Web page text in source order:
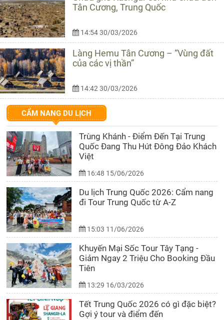
Tân Cương, Trung Quốc
14:54 30/03/2026
Làng Hemu Tân Cương – “Vùng đất
của các vị thần”
14:42 30/03/2026
CẨM NANG DU LỊCH
Trùng Khánh - Điểm Đến Tại Trung
Quốc Đang Thu Hút Đông Đảo Khách
Việt
16:48 15/06/2026
Du lịch Trung Quốc 2026: Cẩm nang
đi Tour Trung Quốc từ A-Z
15:03 11/06/2026
Khuyến Mại Sốc Tour Tây Tạng -
Giảm Ngay 2 Triệu Cho Booking Đầu
Tiên
13:29 16/03/2026
Tết Trung Quốc 2026 có gì đặc biệt?
Gợi ý tour và điểm đến